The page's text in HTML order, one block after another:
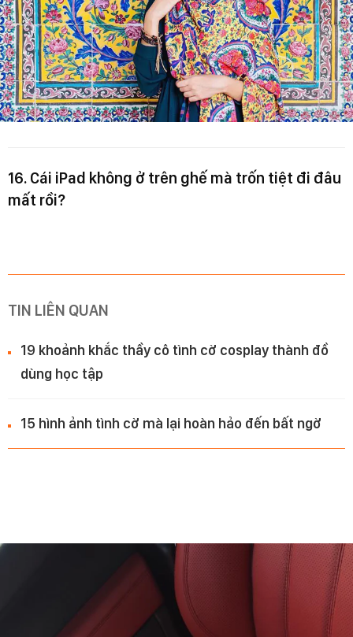
16. Cái iPad không ở trên ghế mà trốn tiệt đi đâu
mất rồi?
TIN LIÊN QUAN
19 khoảnh khắc thầy cô tình cờ cosplay thành đồ
dùng học tập
15 hình ảnh tình cờ mà lại hoàn hảo đến bất ngờ